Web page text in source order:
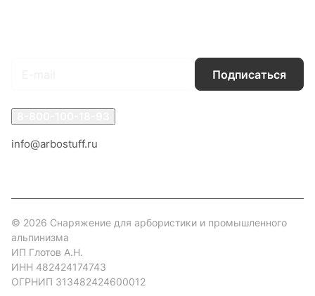
Подписаться
info@arbostuff.ru
© 2026 Снаряжение для арбористики и промышленного
альпинизма
ИП Глотов А.Н.
ИНН 482424174743
ОГРНИП 313482424600012